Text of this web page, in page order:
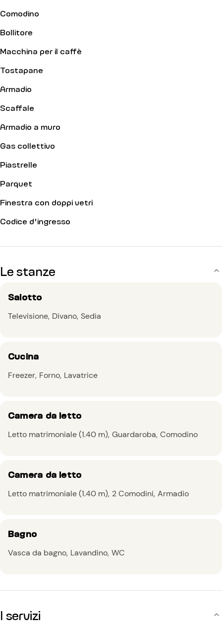
Comodino
Bollitore
Macchina per il caffè
Tostapane
Armadio
Scaffale
Armadio a muro
Gas collettivo
Piastrelle
Parquet
Finestra con doppi vetri
Codice d'ingresso
Le stanze
Salotto
Televisione Divano Sedia
Cucina
Freezer Forno Lavatrice
Camera da letto
Letto matrimoniale (1.40 m) Guardaroba Comodino
Camera da letto
Letto matrimoniale (1.40 m) 2 Comodini Armadio
Bagno
Vasca da bagno Lavandino WC
I servizi